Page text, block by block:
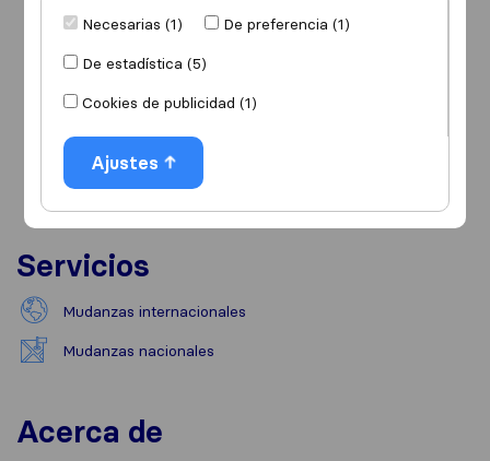
Información Valoraciones
Servicios
Mudanzas internacionales
Mudanzas nacionales
Acerca de
Necesarias (1)
De preferencia (1)
De estadística (5)
Cookies de publicidad (1)
Ajustes